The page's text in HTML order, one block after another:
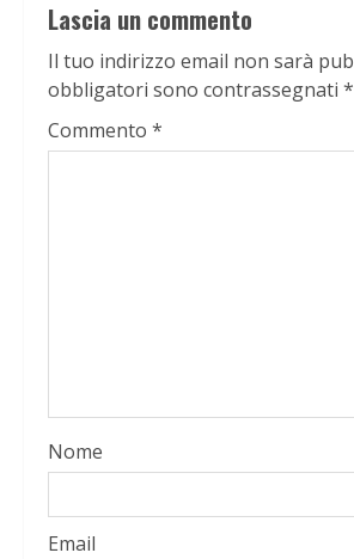
Lascia un commento
Il tuo indirizzo email non sarà
obbligatori sono contrassegnati *
Commento *
Nome
Email